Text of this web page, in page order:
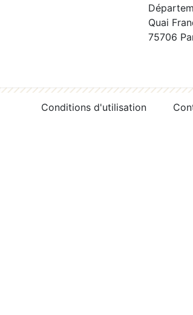
Quai
75706
Conditions d'utilisation